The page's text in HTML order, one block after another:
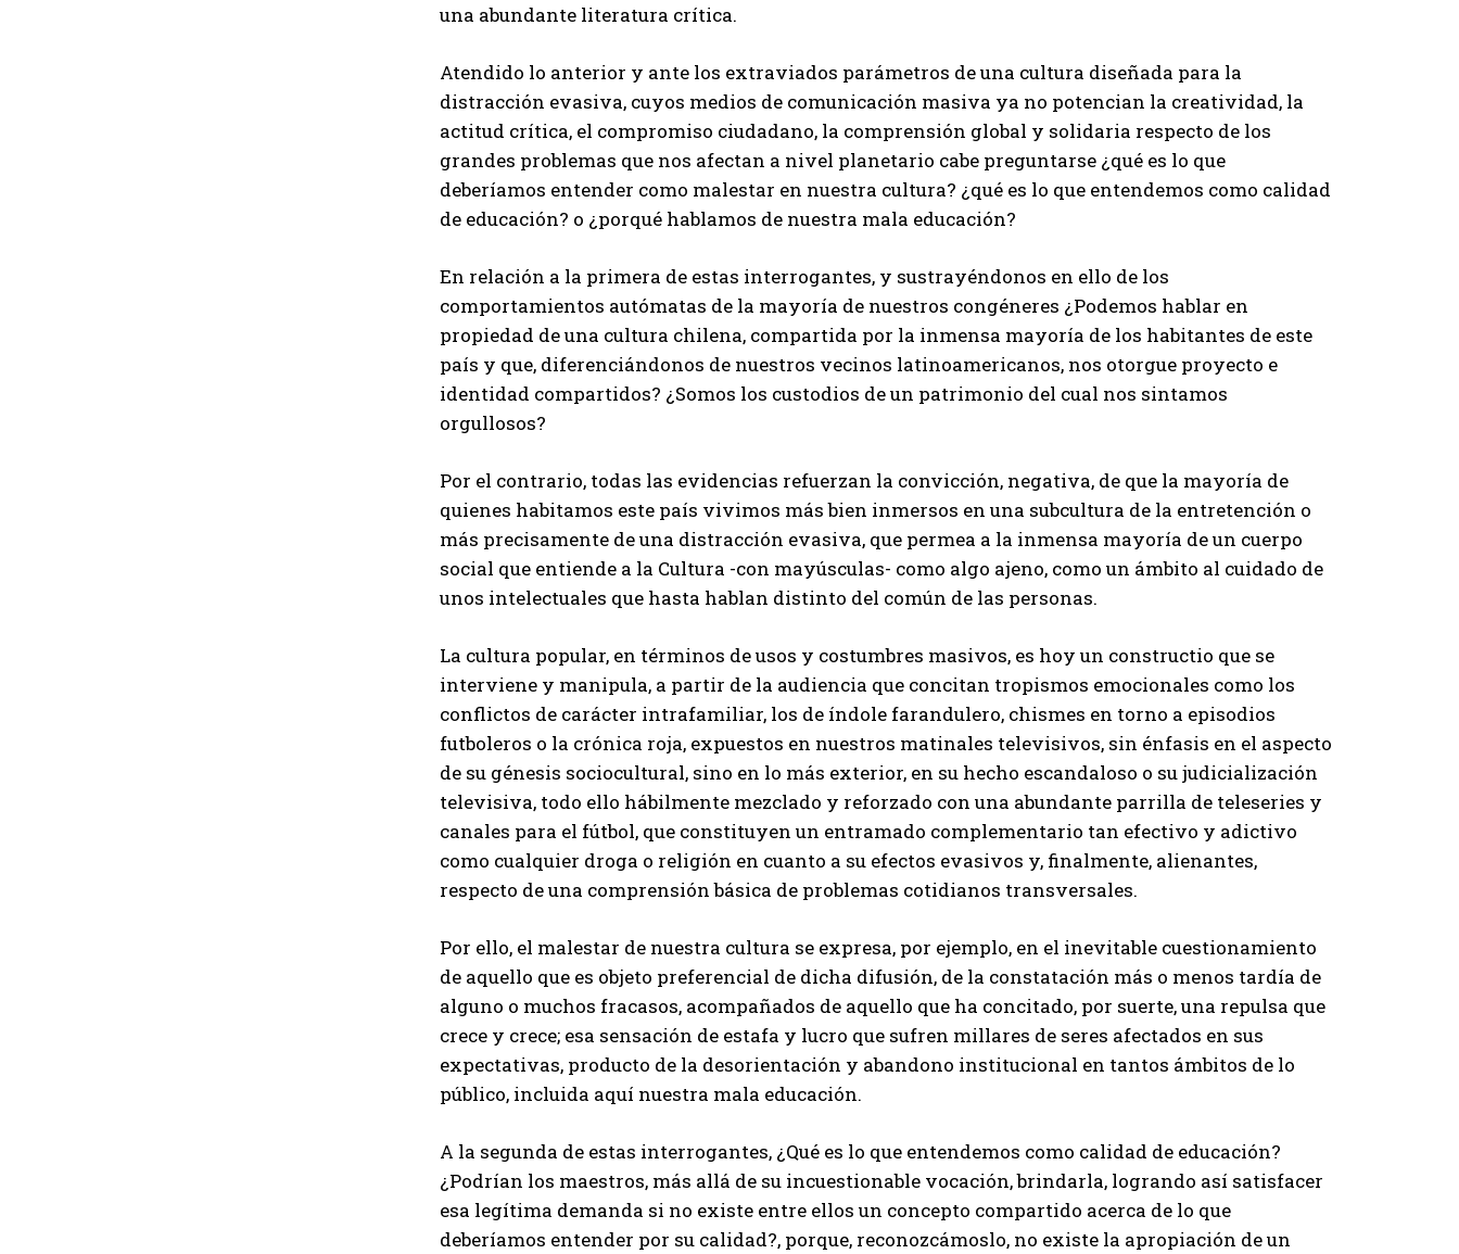
una abundante literatura crítica.
Atendido lo anterior y ante los extraviados parámetros de una cultura diseñada para la
distracción evasiva, cuyos medios de comunicación masiva ya no potencian la creatividad, la
actitud crítica, el compromiso ciudadano, la comprensión global y solidaria respecto de los
grandes problemas que nos afectan a nivel planetario cabe preguntarse ¿qué es lo que
deberíamos entender como malestar en nuestra cultura? ¿qué es lo que entendemos como calidad
de educación? o ¿porqué hablamos de nuestra mala educación?
En relación a la primera de estas interrogantes, y sustrayéndonos en ello de los
comportamientos autómatas de la mayoría de nuestros congéneres ¿Podemos hablar en
propiedad de una cultura chilena, compartida por la inmensa mayoría de los habitantes de este
país y que, diferenciándonos de nuestros vecinos latinoamericanos, nos otorgue proyecto e
identidad compartidos? ¿Somos los custodios de un patrimonio del cual nos sintamos
orgullosos?
Por el contrario, todas las evidencias refuerzan la convicción, negativa, de que la mayoría de
quienes habitamos este país vivimos más bien inmersos en una subcultura de la entretención o
más precisamente de una distracción evasiva, que permea a la inmensa mayoría de un cuerpo
social que entiende a la Cultura -con mayúsculas- como algo ajeno, como un ámbito al cuidado de
unos intelectuales que hasta hablan distinto del común de las personas.
La cultura popular, en términos de usos y costumbres masivos, es hoy un constructio que se
interviene y manipula, a partir de la audiencia que concitan tropismos emocionales como los
conflictos de carácter intrafamiliar, los de índole farandulero, chismes en torno a episodios
futboleros o la crónica roja, expuestos en nuestros matinales televisivos, sin énfasis en el aspecto
de su génesis sociocultural, sino en lo más exterior, en su hecho escandaloso o su judicialización
televisiva, todo ello hábilmente mezclado y reforzado con una abundante parrilla de teleseries y
canales para el fútbol, que constituyen un entramado complementario tan efectivo y adictivo
como cualquier droga o religión en cuanto a su efectos evasivos y, finalmente, alienantes,
respecto de una comprensión básica de problemas cotidianos transversales.
Por ello, el malestar de nuestra cultura se expresa, por ejemplo, en el inevitable cuestionamiento
de aquello que es objeto preferencial de dicha difusión, de la constatación más o menos tardía de
alguno o muchos fracasos, acompañados de aquello que ha concitado, por suerte, una repulsa que
crece y crece; esa sensación de estafa y lucro que sufren millares de seres afectados en sus
expectativas, producto de la desorientación y abandono institucional en tantos ámbitos de lo
público, incluida aquí nuestra mala educación.
A la segunda de estas interrogantes, ¿Qué es lo que entendemos como calidad de educación?
¿Podrían los maestros, más allá de su incuestionable vocación, brindarla, logrando así satisfacer
esa legítima demanda si no existe entre ellos un concepto compartido acerca de lo que
deberíamos entender por su calidad?, porque, reconozcámoslo, no existe la apropiación de un